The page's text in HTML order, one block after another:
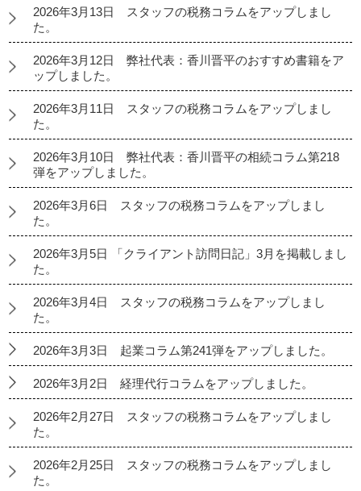
2026年3月13日 スタッフの税務コラムをアップしまし
た。
2026年3月12日 弊社代表：香川晋平のおすすめ書籍をア
ップしました。
2026年3月11日 スタッフの税務コラムをアップしまし
た。
2026年3月10日 弊社代表：香川晋平の相続コラム第218
弾をアップしました。
2026年3月6日 スタッフの税務コラムをアップしまし
た。
2026年3月5日 「クライアント訪問日記」3月を掲載しまし
た。
2026年3月4日 スタッフの税務コラムをアップしまし
た。
2026年3月3日 起業コラム第241弾をアップしました。
2026年3月2日 経理代行コラムをアップしました。
2026年2月27日 スタッフの税務コラムをアップしまし
た。
2026年2月25日 スタッフの税務コラムをアップしまし
た。